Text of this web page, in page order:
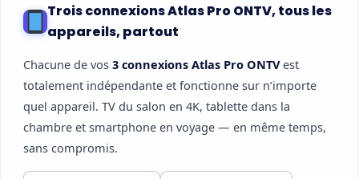
Trois connexions Atlas Pro ONTV, tous les
appareils, partout
Chacune de vos 3 connexions Atlas Pro ONTVest
totalement indépendante et fonctionne sur n’importe
quel appareil. TV du salon en 4K, tablette dans la
chambre et smartphone en voyage — en même temps,
sans compromis.